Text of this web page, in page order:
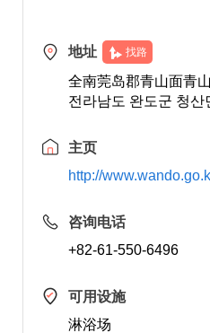
地址 找路
全南莞岛郡青山面青
전라남도 완도군 청
主页
http://
咨询电话
+82-61-550-6496
可用设施
淋浴场